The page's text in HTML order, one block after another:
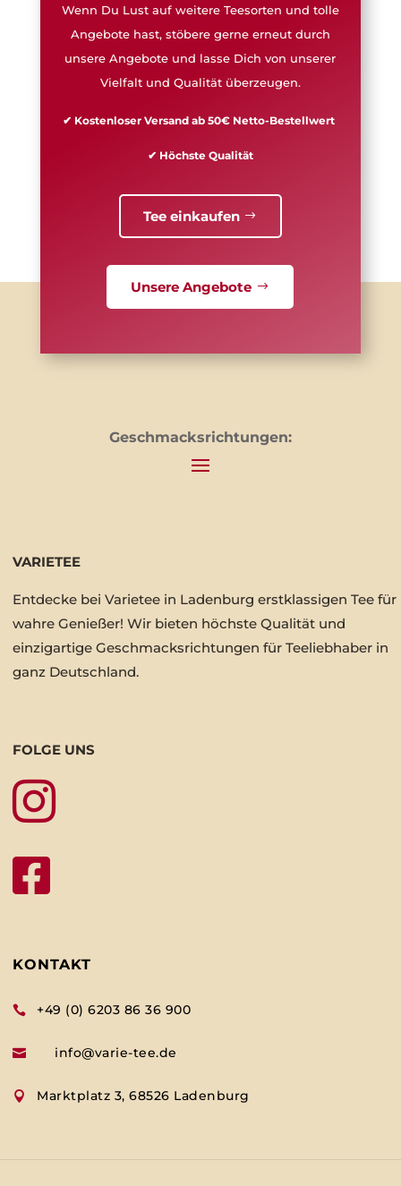
Wenn Du Lust auf weitere Teesorten und tolle
Angebote hast, stöbere gerne erneut durch
unsere Angebote und lasse Dich von unserer
Vielfalt und Qualität überzeugen.
✔ Kostenloser Versand ab 50€ Netto-Bestellwert
✔ Höchste Qualität
Tee einkaufen
Unsere Angebote
Geschmacksrichtungen:
VARIETEE
Entdecke bei Varietee in Ladenburg erstklassigen Tee für
wahre Genießer! Wir bieten höchste Qualität und
einzigartige Geschmacksrichtungen für Teeliebhaber in
ganz Deutschland.
FOLGE UNS


KONTAKT
 +49 (0) 6203 86 36 900
 info@varie-tee.de
 Marktplatz 3, 68526 Ladenburg